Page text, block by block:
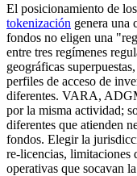
El posicionamiento de
tokenización genera una
fondos no eligen una
entre tres regímenes
geográficas
perfiles de acceso de
diferentes. VARA,
por la misma actividad;
diferentes que atienden
fondos. Elegir la
re-licencias, limitaciones
operativas que socavan